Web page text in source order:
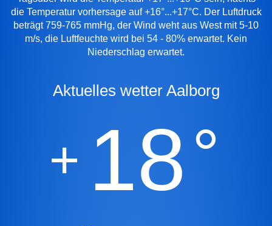
die Temperatur vorhersage auf +16°...+17°C. Der Luftdruck
beträgt 759-765 mmHg, der Wind weht aus West mit 5-10
m/s, die Luftfeuchte wird bei 54 - 80% erwartet. Kein
Niederschlag erwartet.
Aktuelles wetter Aalborg
+ 18°